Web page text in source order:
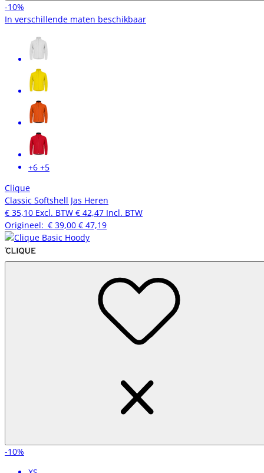
-10%
In verschillende maten beschikbaar
+6 +5
Clique
Classic Softshell Jas Heren
€ 35,10 Excl. BTW € 42,47 Incl. BTW
Origineel: € 39,00 € 47,19
-10%